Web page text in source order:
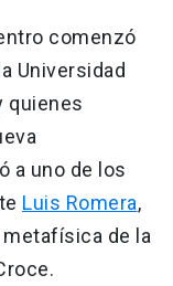
comenzó
Universidad
quienes
a uno de los
Luis Romera,
de la